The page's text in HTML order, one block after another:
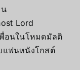
Lord
อนในโหมดมัลติ
แฟนหนังโกสต์